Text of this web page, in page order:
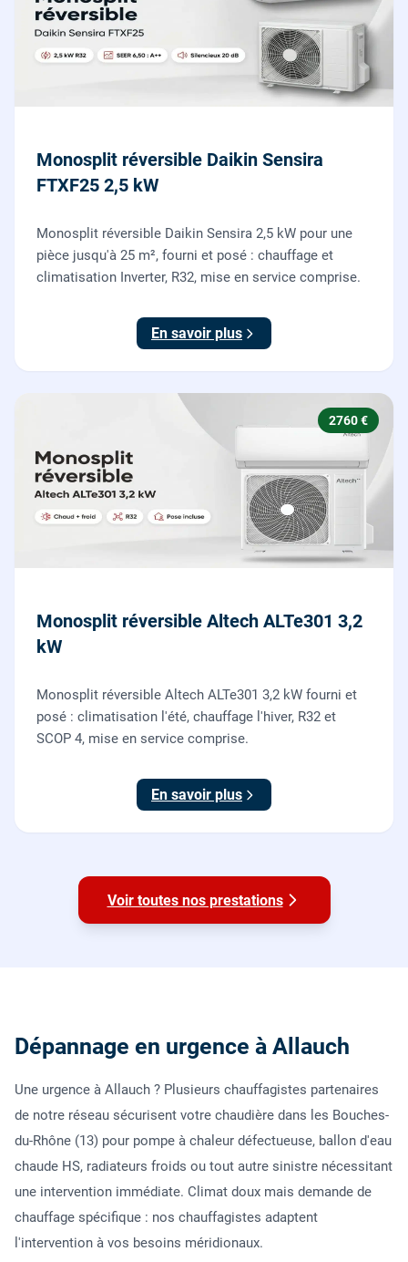
Monosplit réversible Daikin Sensira
FTXF25 2,5 kW
Monosplit réversible Daikin Sensira 2,5 kW pour une
pièce jusqu'à 25 m², fourni et posé : chauffage et
climatisation Inverter, R32, mise en service comprise.
En savoir plus
2760 €
Monosplit réversible Altech ALTe301 3,2
kW
Monosplit réversible Altech ALTe301 3,2 kW fourni et
posé : climatisation l'été, chauffage l'hiver, R32 et
SCOP 4, mise en service comprise.
En savoir plus
Voir toutes nos prestations
Dépannage en urgence à Allauch
Une urgence à Allauch ? Plusieurs chauffagistes partenaires
de notre réseau sécurisent votre chaudière dans les Bouches-
du-Rhône (13) pour pompe à chaleur défectueuse, ballon d'eau
chaude HS, radiateurs froids ou tout autre sinistre nécessitant
une intervention immédiate. Climat doux mais demande de
chauffage spécifique : nos chauffagistes adaptent
l'intervention à vos besoins méridionaux.